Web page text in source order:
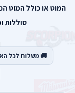
סוללות
🚚 משלוח לכל